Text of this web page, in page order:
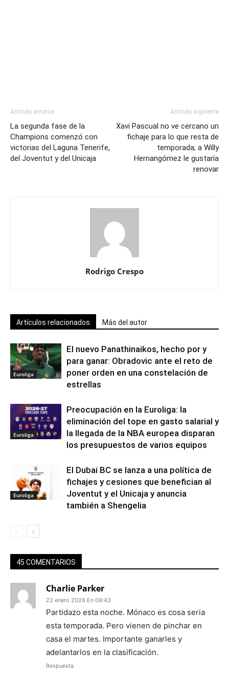
Artículo anterior
La segunda fase de la
Champions comenzó con
victorias del Laguna Tenerife,
del Joventut y del Unicaja
Artículo siguiente
Xavi Pascual no ve cercano un
fichaje para lo que resta de
temporada; a Willy
Hernangómez le gustaría
renovar
Rodrigo Crespo
Artículos relacionados Más del autor
Euroliga
El nuevo Panathinaikos, hecho por y
para ganar: Obradovic ante el reto de
poner orden en una constelación de
estrellas
Euroliga
Preocupación en la Euroliga: la
eliminación del tope en gasto salarial y
la llegada de la NBA europea disparan
los presupuestos de varios equipos
Euroliga
El Dubai BC se lanza a una política de
fichajes y cesiones que benefician al
Joventut y el Unicaja y anuncia
también a Shengelia
45 COMENTARIOS
Charlie Parker
22 enero 2026 En 09:43
Partidazo esta noche. Mónaco es cosa seria
esta temporada. Pero vienen de pinchar en
casa el martes. Importante ganarles y
adelantarlos en la clasificación.
Respuesta